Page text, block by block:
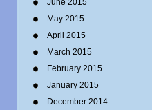
June 2015
May 2015
April 2015
March 2015
February 2015
January 2015
December 2014